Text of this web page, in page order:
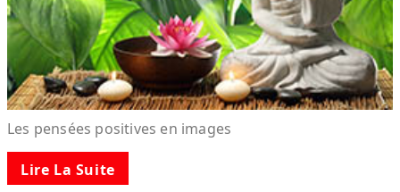
Les pensées positives en images
Lire La Suite